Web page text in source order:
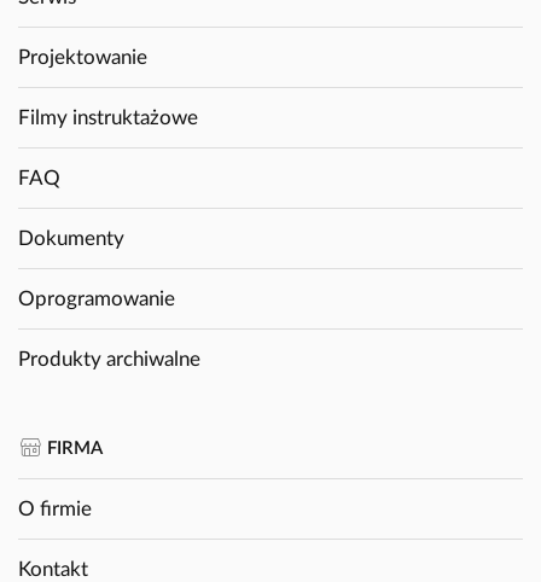
Projektowanie
Filmy instruktażowe
FAQ
Dokumenty
Oprogramowanie
Produkty archiwalne
FIRMA
O firmie
Kontakt